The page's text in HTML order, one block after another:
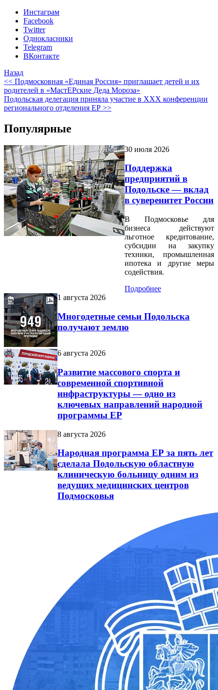
Инстаграм
Facebook
Twitter
Однокласники
Telegram
ВКонтакте
Назад
<< Подмосковная «Единая Россия» приглашает детей и их
родителей в «МастЕРские Деда Мороза»
Подольская делегация приняла участие в XXX конференции
регионального отделения ЕР >>
Популярные
30 июля 2026
Поддержка
предприятий в
Подольске — вклад
в суверенитет России
В Подмосковье для
бизнеса действуют
льготное кредитование,
субсидии на закупку
техники, промышленная
ипотека и другие меры
содействия.
Подробнее
1 августа 2026
Многодетные семьи Подольска
получают землю
6 августа 2026
Развитие массового спорта и
современной спортивной
инфраструктуры — одно из
ключевых направлений народной
программы ЕР
8 августа 2026
Народная программа ЕР за пять лет
сделала Подольскую областную
клиническую больницу одним из
ведущих медицинских центров
Подмосковья